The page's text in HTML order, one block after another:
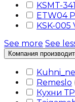
KSMT-
ETW04
KSK-005
See more See
Компания
Remeslo
Кухни